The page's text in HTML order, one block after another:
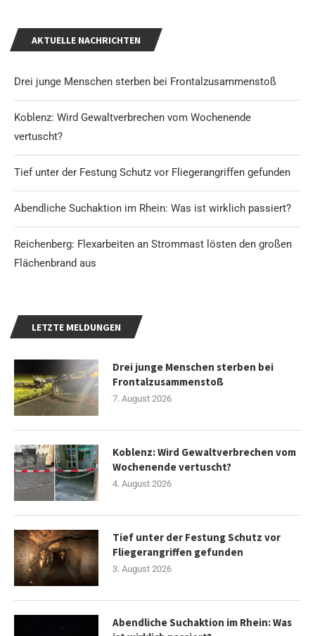
AKTUELLE NACHRICHTEN
Drei junge Menschen sterben bei Frontalzusammenstoß
Koblenz: Wird Gewaltverbrechen vom Wochenende
vertuscht?
Tief unter der Festung Schutz vor Fliegerangriffen gefunden
Abendliche Suchaktion im Rhein: Was ist wirklich passiert?
Reichenberg: Flexarbeiten an Strommast lösten den großen
Flächenbrand aus
LETZTE MELDUNGEN
Drei junge Menschen sterben bei
Frontalzusammenstoß
7. August 2026
Koblenz: Wird Gewaltverbrechen vom
Wochenende vertuscht?
4. August 2026
Tief unter der Festung Schutz vor
Fliegerangriffen gefunden
3. August 2026
Abendliche Suchaktion im Rhein: Was